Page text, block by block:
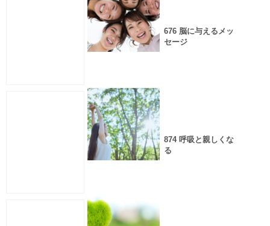
676 脳に与えるメッ
セージ
874 呼吸と親しくな
る